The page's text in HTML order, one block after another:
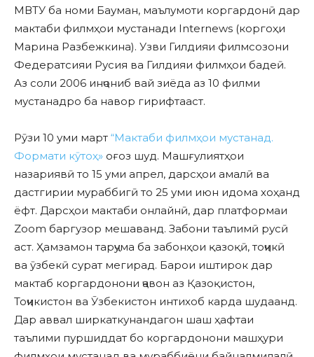
МВТУ ба номи Бауман, маълумоти коргардонӣ дар
мактаби филмҳои мустанади Internews (коргоҳи
Марина Разбежкина). Узви Гилдияи филмсозони
Федератсияи Русия ва Гилдияи филмҳои бадеӣ.
Аз соли 2006 инҷониб вай зиёда аз 10 филми
мустанадро ба навор гирифтааст.
Рӯзи 10 уми март “Мактаби филмҳои мустанад.
Формати кӯтоҳ» оғоз шуд. Машғулиятҳои
назариявӣ то 15 уми апрел, дарсҳои амалӣ ва
дастгирии мураббигӣ то 25 уми июн идома хоҳанд
ёфт. Дарсҳои мактаби онлайнӣ, дар платформаи
Zoom баргузор мешаванд. Забони таълимӣ русӣ
аст. Ҳамзамон тарҷума ба забонҳои қазоқӣ, тоҷикӣ
ва ӯзбекӣ сурат мегирад. Барои иштирок дар
мактаб коргардонони ҷавон аз Қазоқистон,
Тоҷикистон ва Ӯзбекистон интихоб карда шудаанд.
Дар аввал ширкаткунандагон шаш ҳафтаи
таълими пуршиддат бо коргардонони машҳури